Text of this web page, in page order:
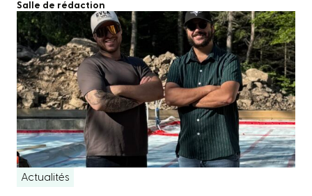
Salle de rédaction
Actualités